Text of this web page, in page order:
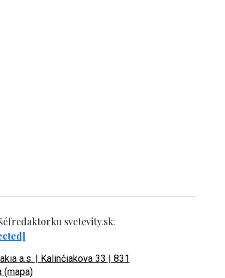
svetevity.sk:
a.s. | Kalinčiakova 33 | 831
(mapa)